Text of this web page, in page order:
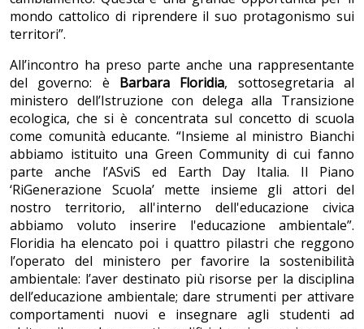
mondo cattolico di riprendere il suo protagonismo sui
territori”.
All’incontro ha preso parte anche una rappresentante
del governo: è Barbara Floridia, sottosegretaria al
ministero dell’Istruzione con delega alla Transizione
ecologica, che si è concentrata sul concetto di scuola
come comunità educante. “Insieme al ministro Bianchi
abbiamo istituito una Green Community di cui fanno
parte anche l’ASviS ed Earth Day Italia. Il Piano
‘RiGenerazione Scuola’ mette insieme gli attori del
nostro territorio, all'interno dell'educazione civica
abbiamo voluto inserire l'educazione ambientale”.
Floridia ha elencato poi i quattro pilastri che reggono
l’operato del ministero per favorire la sostenibilità
ambientale: l’aver destinato più risorse per la disciplina
dell’educazione ambientale; dare strumenti per attivare
comportamenti nuovi e insegnare agli studenti ad